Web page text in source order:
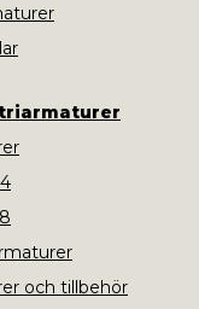
och tillbehör